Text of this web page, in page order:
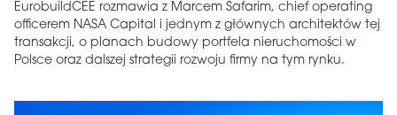
EurobuildCEE rozmawia z Marcem Safarim, chief operating
officerem NASA Capital i jednym z głównych architektów tej
transakcji, o planach budowy portfela nieruchomości w
Polsce oraz dalszej strategii rozwoju firmy na tym rynku.